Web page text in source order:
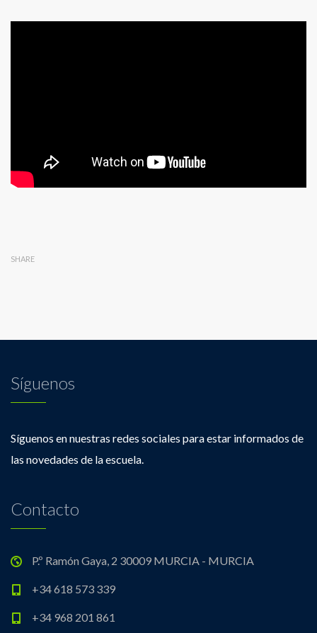
SHARE
Síguenos
Síguenos en nuestras redes sociales para estar informados de
las novedades de la escuela.
Contacto
P.º Ramón Gaya, 2 30009 MURCIA - MURCIA
+34 618 573 339
+34 968 201 861